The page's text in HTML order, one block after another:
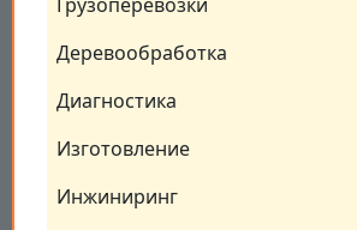
Деревообработка
Диагностика
Изготовление
Инжиниринг